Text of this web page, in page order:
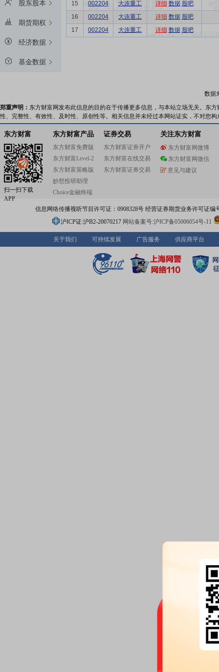
股东股本
期货期权
经济数据
基金数据
15
002204 大连重工 详细 数据 股吧
16
002204 大连重工 详细 数据 股吧
17
002204 大连重工 详细 数据 股吧
数据
郑重声明： 东方财富网发布此信息的目的在于传播更多信息，与本站立场无关。东
性、完整性、有效性、及时性、原创性等。相关信息并未经过本网站证实，不对您
东方财富
扫一扫下载
APP
东方财富产品
东方财富免费版
东方财富Level-2
东方财富策略版
妙想投研助理
Choice金融终端
证券交易
东方财富证券开户
东方财富在线交易
东方财富证券交易
关注东方财富
东方财富网微博
东方财富网微信
意见与建议
信息网络传播视听节目许可证：0908328号 经营证券期货业务许可证编
沪ICP证:沪B2-20070217 网站备案号:沪ICP备05006054号-11
关于我们 可持续发展 广告服务 供应商平台